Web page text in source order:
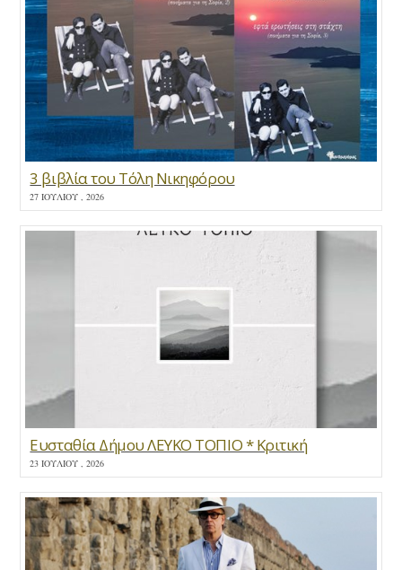
3 βιβλία του Τόλη Νικηφόρου
27 ΙΟΥΛΊΟΥ , 2026
Ευσταθία Δήμου ΛΕΥΚΟ ΤΟΠΙΟ * Κριτική
23 ΙΟΥΛΊΟΥ , 2026